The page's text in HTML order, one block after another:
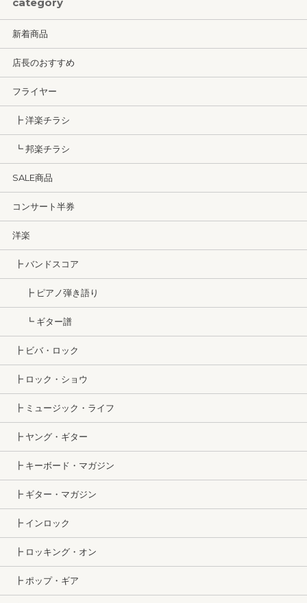
新着商品
店長のおすすめ
フライヤー
┣ 洋楽チラシ
┗ 邦楽チラシ
SALE商品
コンサート半券
洋楽
┣ バンドスコア
┣ ピアノ弾き語り
┗ ギター譜
┣ ビバ・ロック
┣ ロック・ショウ
┣ ミュージック・ライフ
┣ ヤング・ギター
┣ キーボード・マガジン
┣ ギター・マガジン
┣ インロック
┣ ロッキング・オン
┣ ポップ・ギア